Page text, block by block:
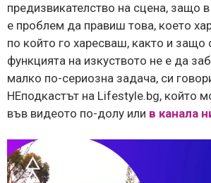
предизвикателство на сцена, защо
е проблем да правиш това, което
по който го харесваш, както и защо
функцията на изкуството не е да
малко по-сериозна задача, си
НЕподкастът на Lifestyle.bg, който
във видеото по-долу или в канала